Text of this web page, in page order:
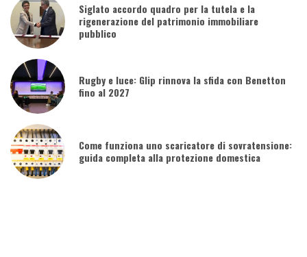
Siglato accordo quadro per la tutela e la
rigenerazione del patrimonio immobiliare
pubblico
Rugby e luce: Glip rinnova la sfida con Benetton
fino al 2027
Come funziona uno scaricatore di sovratensione:
guida completa alla protezione domestica